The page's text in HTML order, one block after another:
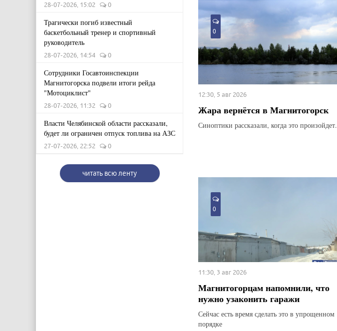
28-07-2026, 15:02 0
Трагически погиб известный
баскетбольный тренер и спортивный
руководитель
28-07-2026, 14:54 0
Сотрудники Госавтоинспекции
Магнитогорска подвели итоги рейда
"Мотоциклист"
28-07-2026, 11:32 0
Власти Челябинской области рассказали,
будет ли ограничен отпуск топлива на АЗС
27-07-2026, 22:52 0
читать всю ленту
0
12:30, 5 авг 2026
Жара вернётся в Магнитогорск
Синоптики рассказали, когда это произойдет.
0
11:30, 3 авг 2026
Магнитогорцам напомнили, что
нужно узаконить гаражи
Сейчас есть время сделать это в упрощенном
порядке